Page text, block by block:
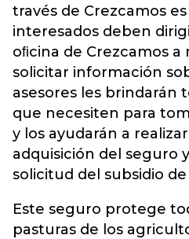
través de Crezcamos
interesados deben
oﬁcina de Crezcamos a
solicitar información
asesores les brindarán
que necesiten para
y los ayudarán a
adquisición del seguro
solicitud del subsidio
Este seguro protege
pasturas de los